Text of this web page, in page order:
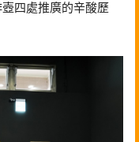
四處推廣的辛酸歷